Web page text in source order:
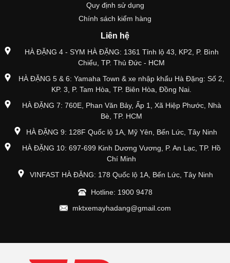
Quy định sử dụng
Chính sách kiểm hàng
Liên hệ
HÀ ĐẶNG 4 - SYM HÀ ĐẶNG: 1361 Tỉnh lộ 43, KP2, P. Bình
Chiểu, TP. Thủ Đức - HCM
HÀ ĐẶNG 5 & 6: Yamaha Town & xe nhập khẩu Hà Đặng: Số 2,
KP. 3, P. Tam Hòa, TP. Biên Hòa, Đồng Nai.
HÀ ĐẶNG 7: 760E, Phan Văn Bảy, Ấp 1, Xã Hiệp Phước, Nhà
Bè, TP. HCM
HÀ ĐẶNG 9: 128F Quốc lộ 1A, Mỹ Yên, Bến Lức, Tây Ninh
HÀ ĐẶNG 10: 697-699 Kinh Dương Vương, P. An Lạc, TP. Hồ
Chí Minh
VINFAST HÀ ĐẶNG: 178 Quốc lộ 1A, Bến Lức, Tây Ninh
Hotline: 1900 9478
mktxemayhadang@gmail.com